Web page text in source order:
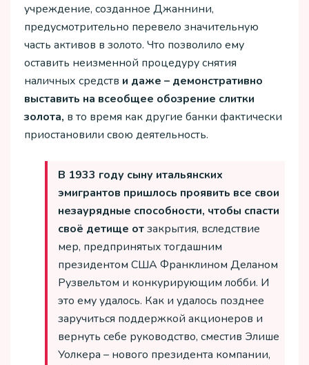
учреждение, созданное Джаннини,
предусмотрительно перевело значительную
часть активов в золото. Что позволило ему
оставить неизменной процедуру снятия
наличных средств и даже – демонстративно
выставить на всеобщее обозрение слитки
золота, в то время как другие банки фактически
приостановили свою деятельность.
В 1933 году сыну итальянских
эмигрантов пришлось проявить все свои
незаурядные способности, чтобы спасти
своё детище отзакрытия, вследствие
мер, предпринятых тогдашним
президентом США Франклином Деланом
Рузвельтом и конкурирующим лобби. И
это ему удалось. Как и удалось позднее
заручиться поддержкой акционеров и
вернуть себе руководство, сместив Элише
Уолкера – нового президента компании,